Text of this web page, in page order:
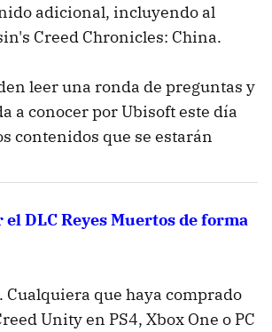
adicional, incluyendo al
Creed Chronicles: China.
leer una ronda de preguntas y
a conocer por Ubisoft este día
contenidos que se estarán
DLC Reyes Muertos de forma
Cualquiera que haya comprado
Unity en PS4, Xbox One o PC